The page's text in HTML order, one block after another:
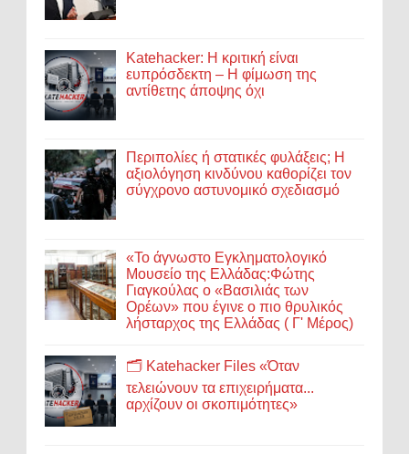
Katehacker: Η κριτική είναι
ευπρόσδεκτη – Η φίμωση της
αντίθετης άποψης όχι
Περιπολίες ή στατικές φυλάξεις; Η
αξιολόγηση κινδύνου καθορίζει τον
σύγχρονο αστυνομικό σχεδιασμό
«Το άγνωστο Εγκληματολογικό
Μουσείο της Ελλάδας:Φώτης
Γιαγκούλας ο «Βασιλιάς των
Ορέων» που έγινε ο πιο θρυλικός
λήσταρχος της Ελλάδας ( Γ' Μέρος)
🗂️ Katehacker Files «Όταν
τελειώνουν τα επιχειρήματα...
αρχίζουν οι σκοπιμότητες»